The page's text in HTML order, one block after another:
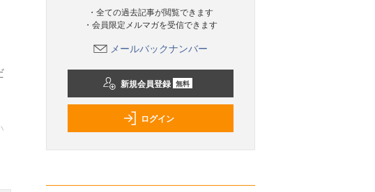
・全ての過去記事が閲覧できます
・会員限定メルマガを受信できます
メールバックナンバー
新規会員登録 無料
ログイン